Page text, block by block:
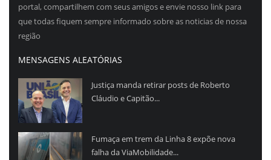
portal, compartilhem com seus amigos e envie nosso link para
que todas fiquem sempre informado sobre as noticias de nossa
região
MENSAGENS ALEATÓRIAS
Justiça manda retirar posts de Roberto
Cláudio e Capitão...
Fumaça em trem da Linha 8 expõe nova
falha da ViaMobilidade...